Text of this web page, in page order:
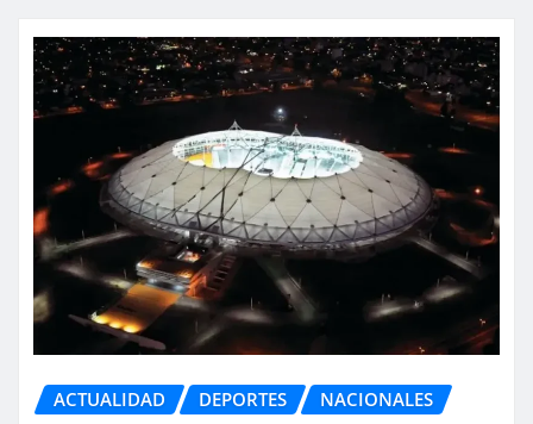
ACTUALIDAD DEPORTES NACIONALES